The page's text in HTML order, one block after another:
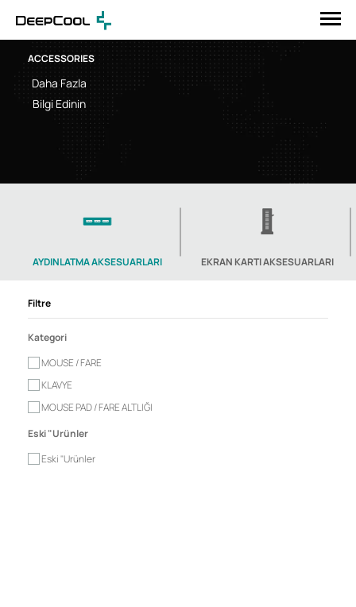
ACCESSORIES
Daha Fazla
Bilgi Edinin
AYDINLATMA AKSESUARLARI EKRAN KARTI AKSESUARLARI
Filtre
Kategori
MOUSE / FARE
KLAVYE
MOUSE PAD / FARE ALTLIĞI
Eski "Urünler
Eski "Urünler